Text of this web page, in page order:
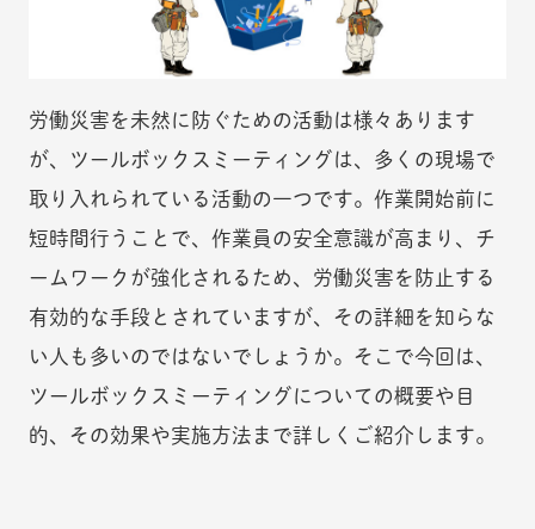
労働災害を未然に防ぐための活動は様々あります
が、ツールボックスミーティングは、多くの現場で
取り入れられている活動の一つです。作業開始前に
短時間行うことで、作業員の安全意識が高まり、チ
ームワークが強化されるため、労働災害を防止する
有効的な手段とされていますが、その詳細を知らな
い人も多いのではないでしょうか。そこで今回は、
ツールボックスミーティングについての概要や目
的、その効果や実施方法まで詳しくご紹介します。